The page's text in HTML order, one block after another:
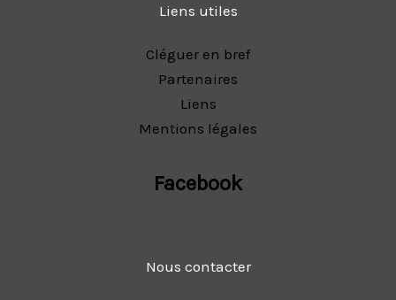
Liens utiles
Cléguer en bref
Partenaires
Liens
Mentions légales
Facebook
Nous contacter